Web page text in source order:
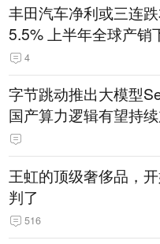
丰田汽车净利或三连
5.5% 上半年全球产销
14.3万辆
4
字节跳动推出大模型
国产算力逻辑有望持
王虹的顶级奢侈品，
判了
516